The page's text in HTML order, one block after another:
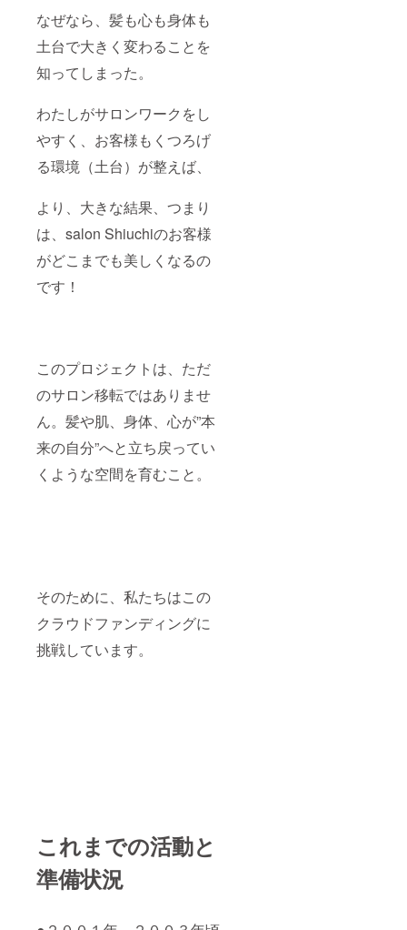
なぜなら、髪も心も身体も
土台で大きく変わることを
知ってしまった。
わたしがサロンワークをし
やすく、お客様もくつろげ
る環境（土台）が整えば、
より、大きな結果、つまり
は、salon Shiuchiのお客様
がどこまでも美しくなるの
です！
このプロジェクトは、ただ
のサロン移転ではありませ
ん。髪や肌、身体、心が”本
来の自分”へと立ち戻ってい
くような空間を育むこと。
そのために、私たちはこの
クラウドファンディングに
挑戦しています。
これまでの活動と
準備状況